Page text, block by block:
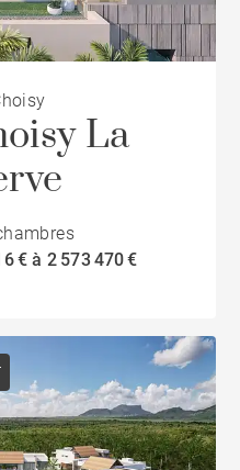
La
€ à 2 573 470 €